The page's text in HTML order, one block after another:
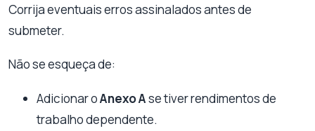
Corrija eventuais erros assinalados antes de
submeter.
Não se esqueça de:
Adicionar oAnexo Ase tiver rendimentos de
trabalho dependente.